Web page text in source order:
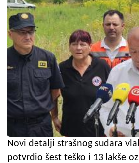
Novi detalji strašnog sudara
potvrdio šest teško i 13 lakše